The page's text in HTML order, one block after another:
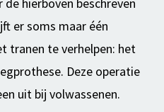
er soms maar één
tranen te verhelpen: het
Deze operatie
uit bij volwassenen.